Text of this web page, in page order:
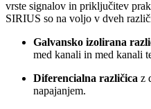
vrste signalov in priključitev
SIRIUS so na voljo v dveh
Galvansko izolirana
med kanali in med kanali
Diferencialna različica z
napajanjem.